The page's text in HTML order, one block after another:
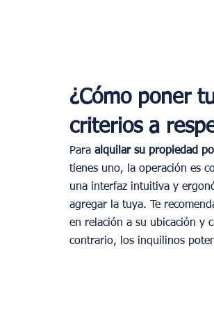
¿Cómo poner
criterios a
Para alquilar su propiedad
tienes uno, la operación es
una interfaz intuitiva y
agregar la tuya. Te
en relación a su ubicación y
contrario, los inquilinos